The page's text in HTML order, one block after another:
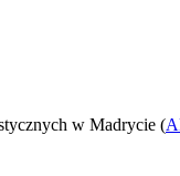
w Madrycie (